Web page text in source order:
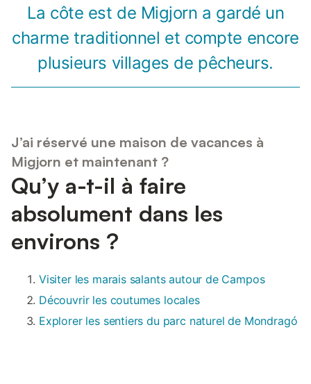
La côte est de Migjorn a gardé un
charme traditionnel et compte encore
plusieurs villages de pêcheurs.
J’ai réservé une maison de vacances à
Migjorn et maintenant ?
Qu’y a-t-il à faire
absolument dans les
environs ?
Visiter les marais salants autour de Campos
Découvrir les coutumes locales
Explorer les sentiers du parc naturel de Mondragó